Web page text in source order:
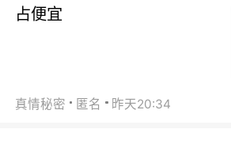
占便宜
真情秘密 匿名 昨天20:34